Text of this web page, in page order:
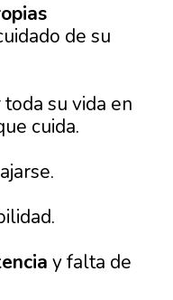
de su
su vida en
cuida.
y falta de